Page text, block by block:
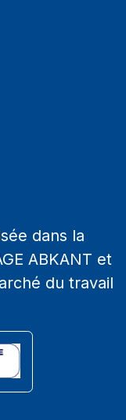
dans la
ABKANT et
du travail